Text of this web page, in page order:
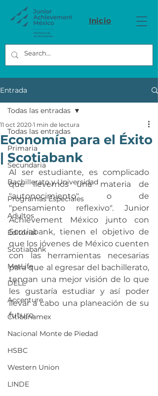
Inicio
Entrada
Todas las entradas
Primaria
Secundaria
Bachillerato y Universidad
Programas Especiales
Adultos
Editorial
Scotiabank
MetLife
DELL
Accenture
Citibanamex
Nacional Monte de Piedad
HSBC
Western Union
LINDE
Todas las entradas
Economía para el Éxito
| Scotiabank
11 oct 2020 1 min de lectura
Al ser estudiante, es complicado
que llevemos una materia de
"autonocimiento" o de
"pensamiento reflexivo". Junior
Achievement México junto con
Scotiabank, tienen el objetivo de
que los jóvenes de México cuenten
con las herramientas necesarias
para que al egresar del bachillerato,
tengan una mejor visión de lo que
les gustaría estudiar y así poder
llevar a cabo una planeación de su
futuro.